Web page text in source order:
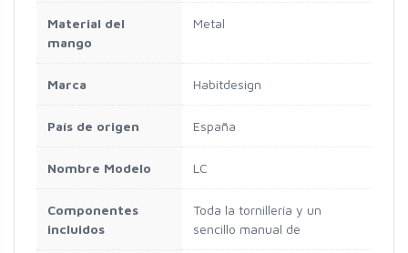
Material del
mango
Metal
Marca Habitdesign
País de origen España
Nombre Modelo LC
Componentes
incluidos
Toda la tornillería y un
sencillo manual de